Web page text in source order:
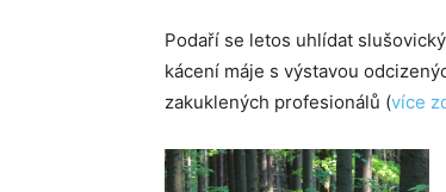
Podaří se letos uhlídat
kácení máje s výstavou
zakuklených profesionálů (více